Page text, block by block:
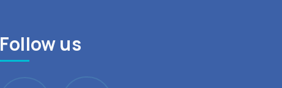
Follow us